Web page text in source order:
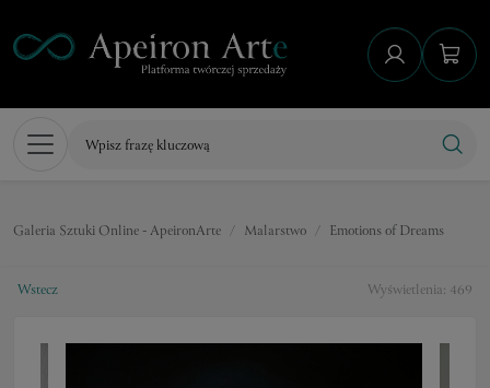
Galeria Sztuki Online - ApeironArte Malarstwo Emotions of Dreams
Wyświetlenia: 469
Wstecz